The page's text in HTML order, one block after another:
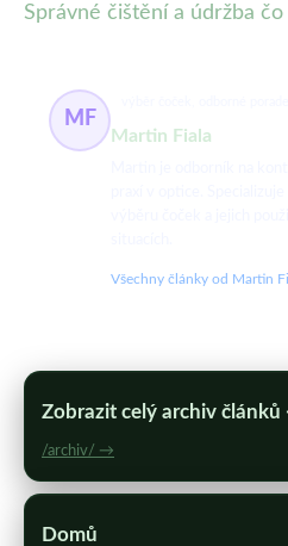
Správné čištění a údržba čo
MF
Martin Fiala
Všechny články od Martin
Zobrazit celý archiv
/archiv/ →
Domů